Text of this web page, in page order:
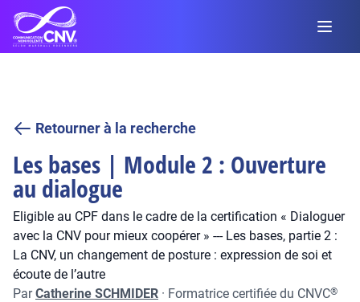
Retourner à la recherche
Les bases | Module 2 : Ouverture
au dialogue
Eligible au CPF dans le cadre de la certification « Dialoguer
avec la CNV pour mieux coopérer » --- Les bases, partie 2 :
La CNV, un changement de posture : expression de soi et
écoute de l’autre
ParCatherine SCHMIDER · Formatrice certifiée du CNVC®